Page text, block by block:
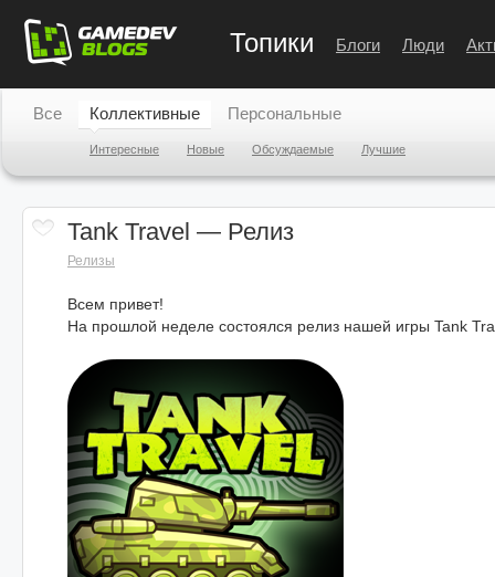
Топики Блоги Люди
Все Коллективные
Интересные Новые Обсуждаемые Лучшие
Персональные
Tank Travel — Релиз
Релизы
Всем привет!
На прошлой неделе состоялся релиз нашей игры Tank